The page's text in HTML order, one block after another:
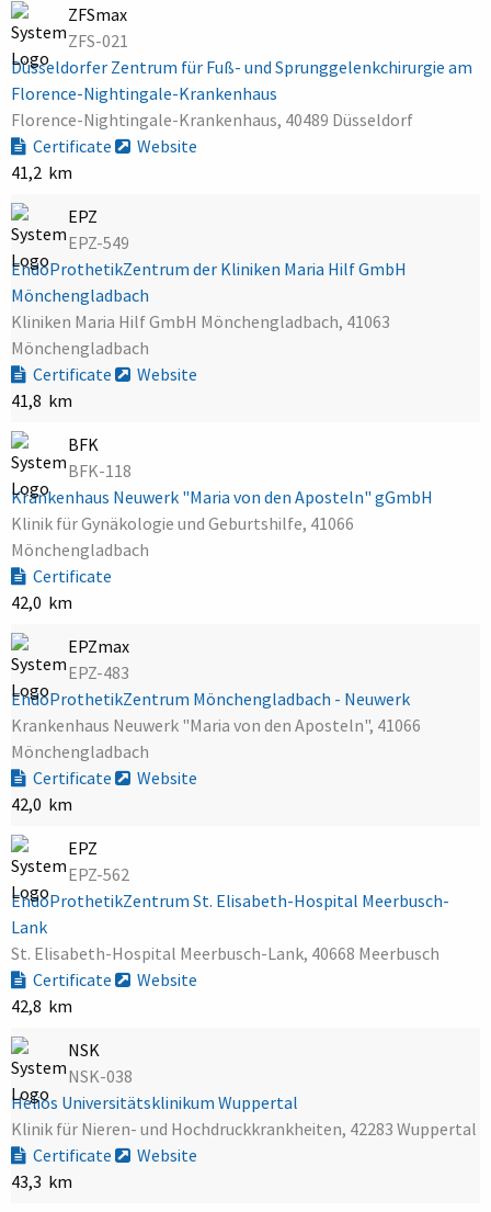
ZFSmax
ZFS-021
Düsseldorfer Zentrum für Fuß- und Sprunggelenkchirurgie am
Florence-Nightingale-Krankenhaus
Florence-Nightingale-Krankenhaus, 40489 Düsseldorf
Certificate
Website
41,2 km
EPZ
EPZ-549
EndoProthetikZentrum der Kliniken Maria Hilf GmbH
Mönchengladbach
Kliniken Maria Hilf GmbH Mönchengladbach, 41063
Mönchengladbach
Certificate
Website
41,8 km
BFK
BFK-118
Krankenhaus Neuwerk "Maria von den Aposteln" gGmbH
Klinik für Gynäkologie und Geburtshilfe, 41066
Mönchengladbach
Certificate
42,0 km
EPZmax
EPZ-483
EndoProthetikZentrum Mönchengladbach - Neuwerk
Krankenhaus Neuwerk "Maria von den Aposteln", 41066
Mönchengladbach
Certificate
Website
42,0 km
EPZ
EPZ-562
EndoProthetikZentrum St. Elisabeth-Hospital Meerbusch-
Lank
St. Elisabeth-Hospital Meerbusch-Lank, 40668 Meerbusch
Certificate
Website
42,8 km
NSK
NSK-038
Helios Universitätsklinikum Wuppertal
Klinik für Nieren- und Hochdruckkrankheiten, 42283 Wuppertal
Certificate
Website
43,3 km